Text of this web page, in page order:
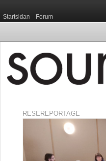
Startsidan Forum
RESEREPORTAGE